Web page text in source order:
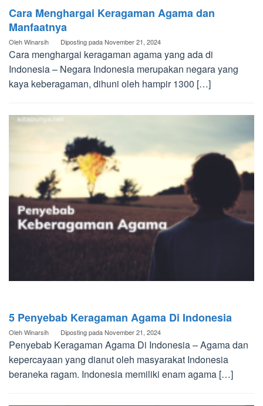
Cara Menghargai Keragaman Agama dan
Manfaatnya
OlehWinarsih Diposting padaNovember 21, 2024
Cara menghargai keragaman agama yang ada di
Indonesia – Negara Indonesia merupakan negara yang
kaya keberagaman, dihuni oleh hampir 1300 […]
5 Penyebab Keragaman Agama Di Indonesia
OlehWinarsih Diposting padaNovember 21, 2024
Penyebab Keragaman Agama Di Indonesia – Agama dan
kepercayaan yang dianut oleh masyarakat Indonesia
beraneka ragam. Indonesia memiliki enam agama […]